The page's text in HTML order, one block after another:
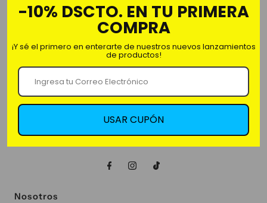
Estampado digital.
No encoge, confeccionado con materiales y
Regular Fit
Marca: Iconics.
Nosotros
-10% DSCTO. EN TU PRIMERA
COMPRA
¡Y sé el primero en enterarte de nuestros nuevos lanzamientos
de productos!
USAR CUPÓN